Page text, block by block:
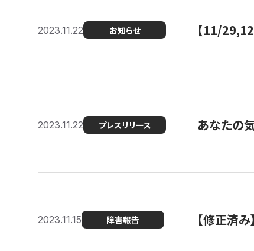
2023.11.22 お知らせ 【11/
2023.11.22 プレスリリース あなたの
2023.11.15 障害報告 【修正済